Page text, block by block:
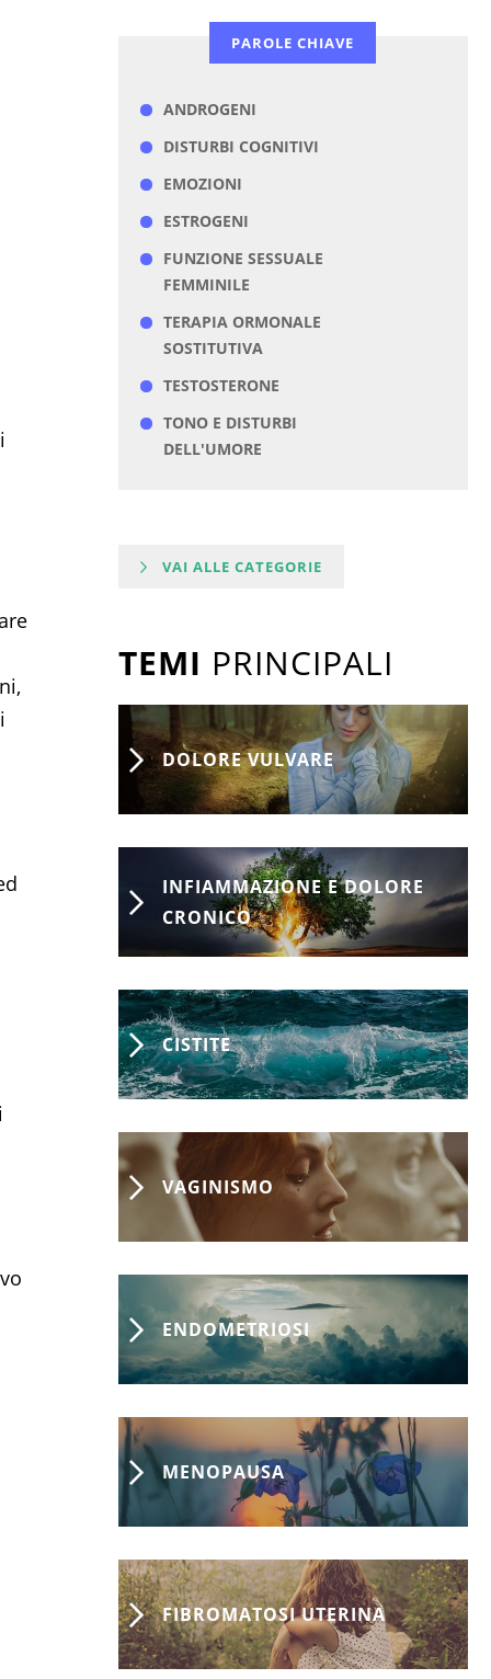
PAROLE CHIAVE
ANDROGENI
DISTURBI COGNITIVI
EMOZIONI
ESTROGENI
FUNZIONE SESSUALE
FEMMINILE
TERAPIA ORMONALE
SOSTITUTIVA
TESTOSTERONE
TONO E DISTURBI
DELL'UMORE
VAI ALLE CATEGORIE
TEMI PRINCIPALI
DOLORE VULVARE
INFIAMMAZIONE E DOLORE
CRONICO
CISTITE
VAGINISMO
ENDOMETRIOSI
MENOPAUSA
FIBROMATOSI UTERINA